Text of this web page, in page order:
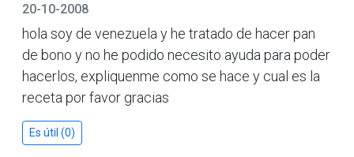
20-10-2008
hola soy de venezuela y he tratado de hacer pan
de bono y no he podido necesito ayuda para poder
hacerlos, expliquenme como se hace y cual es la
receta por favor gracias
Es útil (0)